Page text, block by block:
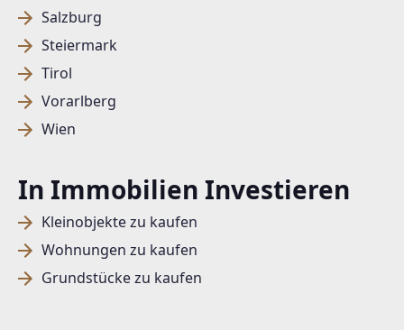
Salzburg
Steiermark
Tirol
Vorarlberg
Wien
In Immobilien Investieren
Kleinobjekte zu kaufen
Wohnungen zu kaufen
Grundstücke zu kaufen